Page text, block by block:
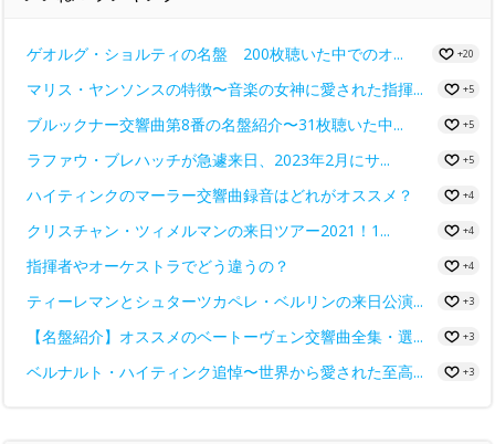
ゲオルグ・ショルティの名盤 200枚聴いた中でのオ... +20
マリス・ヤンソンスの特徴〜音楽の女神に愛された指揮... +5
ブルックナー交響曲第8番の名盤紹介〜31枚聴いた中... +5
ラファウ・ブレハッチが急遽来日、2023年2月にサ... +5
ハイティンクのマーラー交響曲録音はどれがオススメ？ +4
クリスチャン・ツィメルマンの来日ツアー2021！1... +4
指揮者やオーケストラでどう違うの？ +4
ティーレマンとシュターツカペレ・ベルリンの来日公演... +3
【名盤紹介】オススメのベートーヴェン交響曲全集・選... +3
ベルナルト・ハイティンク追悼〜世界から愛された至高... +3